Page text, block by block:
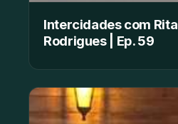
Intercidades com
Rodrigues | Ep. 59